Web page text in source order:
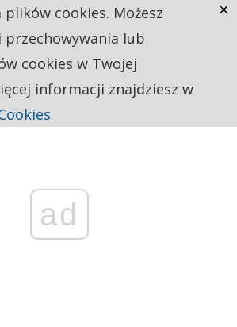
ad
cookies. Możesz
lub
cookies w Twojej
informacji znajdziesz w
×